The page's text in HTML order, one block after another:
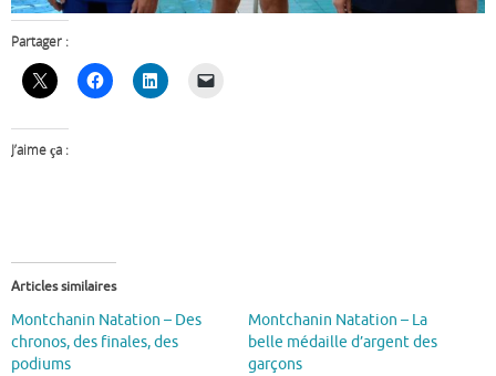
Partager :
J’aime ça :
Articles similaires
Montchanin Natation – Des
chronos, des finales, des
podiums
Montchanin Natation – La
belle médaille d’argent des
garçons